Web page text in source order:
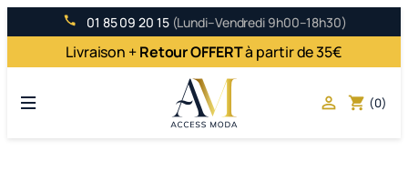
au
contenu
01 85 09 20 15 (Lundi–Vendredi 9h00–18h30)
Livraison +Retour OFFERTà partir de 35€
 shopping_cart (0)